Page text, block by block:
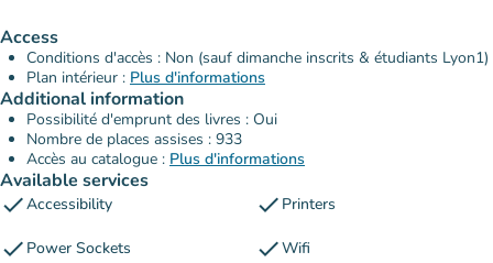
Access
Conditions d'accès : Non (sauf dimanche inscrits & étudiants Lyon1)
Plan intérieur : Plus d'informations
Additional information
Possibilité d'emprunt des livres : Oui
Nombre de places assises : 933
Accès au catalogue : Plus d'informations
Available services
checkAccessibility check Printers
check Power Sockets checkWifi